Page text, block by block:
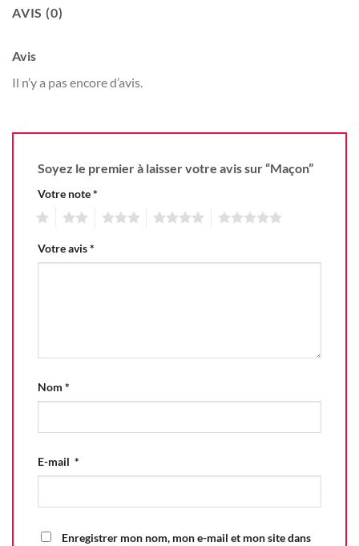
AVIS (0)
Avis
Il n’y a pas encore d’avis.
Soyez le premier à laisser votre avis sur “Maçon”
Votre note*
Votre avis*
Nom *
E-mail *
Enregistrer mon nom, mon e-mail et mon site dans